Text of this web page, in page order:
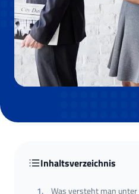
Inhaltsverzeichnis
1.
Was versteht man